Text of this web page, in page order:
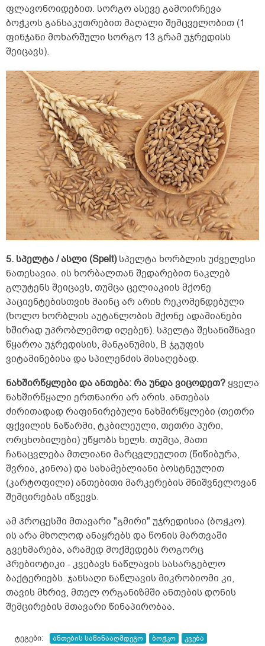
ფლავონოიდებით. სორგო ასევე გამოირჩევა
ბოჭკოს განსაკუთრებით მაღალი შემცველობით (1
ფინჯანი მოხარშული სორგო 13 გრამ უჯრედისს
შეიცავს).
5. სპელტა / ასლი (Spelt)სპელტა ხორბლის უძველესი
ნათესავია. ის ხორბალთან შედარებით ნაკლებ
გლუტენს შეიცავს, თუმცა ცელიაკიის მქონე
პაციენტებისთვის მაინც არ არის რეკომენდებული
(ხოლო ხორბლის აუტანლობის მქონე ადამიანები
ხშირად უპრობლემოდ იღებენ). სპელტა შესანიშნავი
წყაროა უჯრედისის, მანგანუმის, B ჯგუფის
ვიტამინებისა და სპილენძის მისაღებად.
ნახშირწყლები და ანთება: რა უნდა ვიცოდეთ?ყველა
ნახშირწყალი ერთნაირი არ არის. ანთებას
ძირითადად რაფინირებული ნახშირწყლები (თეთრი
ფქვილის ნაწარმი, ტკბილეული, თეთრი პური,
ორცხობილები) უწყობს ხელს. თუმცა, მათი
ჩანაცვლება მთლიანი მარცვლეულით (წიწიბურა,
შვრია, კინოა) და სახამებლიანი ბოსტნეულით
(კარტოფილი) ანთებითი მარკერების მნიშვნელოვან
შემცირებას იწვევს.
ამ პროცესში მთავარი "გმირი" უჯრედისია (ბოჭკო).
ის არა მხოლოდ ანაყრებს და წონის მართვაში
გვეხმარება, არამედ მოქმედებს როგორც
პრებიოტიკი - კვებავს ნაწლავის სასარგებლო
ბაქტერიებს. ჯანსაღი ნაწლავის მიკრობიომი კი,
თავის მხრივ, მთელ ორგანიზმში ანთების დონის
შემცირების მთავარი წინაპირობაა.
ტეგები: ანთების საწინააღმდეგო ბოჭკო
კვება